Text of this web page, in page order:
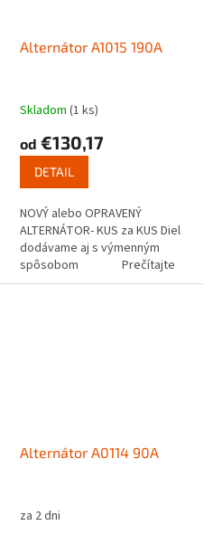
Alternátor A1015 190A
Skladom (1 ks)
od €130,17
DETAIL
NOVÝ alebo OPRAVENÝ
ALTERNÁTOR- KUS za KUS Diel
dodávame aj s výmenným
spôsobom Prečítajte
si ako funguje...
Alternátor A0114 90A
za 2 dni